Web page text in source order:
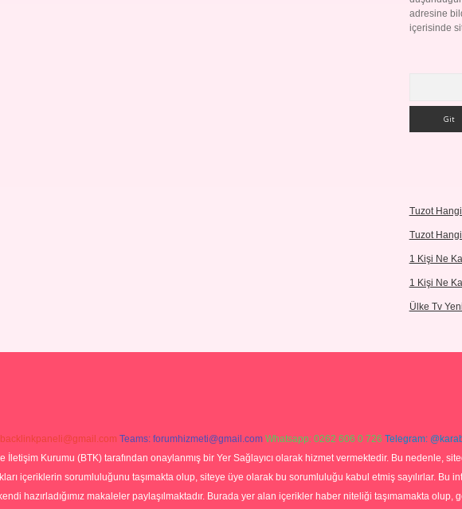
adresine
içerisinde
Tuzot
Tuzot
1 Kişi Ne
1 Kişi Ne
Ülke Tv
backlinkpaneli@gmail.com Teams: forumhizmeti@gmail.com Whatsapp: 0262 606 0 726 Telegram:
Kurumu (BTK) tarafından onaylanmış bir Yer Sağlayıcı olarak hizmet vermektedir. Bu nedenle,
içeriklerin sorumluluğunu taşımakta olup, siteye üye olarak bu sorumluluğu kabul etmiş sayılırlar. Bu
hazırladığımız makaleler paylaşılmaktadır. Burada yer alan içerikler haber niteliği taşımamakta olup,